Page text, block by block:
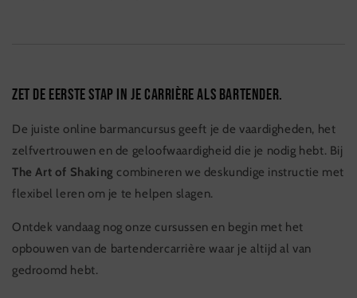
Zet de eerste stap in je carrière als bartender.
De juiste online barmancursus geeft je de vaardigheden, het
zelfvertrouwen en de geloofwaardigheid die je nodig hebt. Bij
The Art of Shaking combineren we deskundige instructie met
flexibel leren om je te helpen slagen.
Ontdek vandaag nog onze cursussen en begin met het
opbouwen van de bartendercarrière waar je altijd al van
gedroomd hebt.